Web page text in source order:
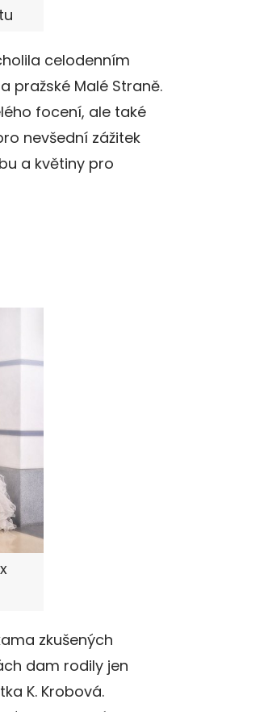
celodenním
pražské Malé Straně.
focení, ale také
nevšední zážitek
a květiny pro
zkušených
dam rodily jen
K. Krobová.